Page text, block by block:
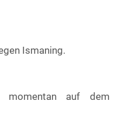
Ismaning.
auf dem